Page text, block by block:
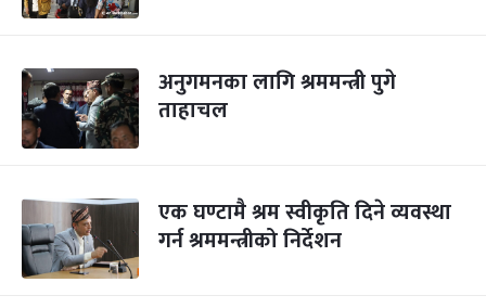
अनुगमनका लागि श्रममन्त्री पुगे
ताहाचल
एक घण्टामै श्रम स्वीकृति दिने व्यवस्था
गर्न श्रममन्त्रीको निर्देशन